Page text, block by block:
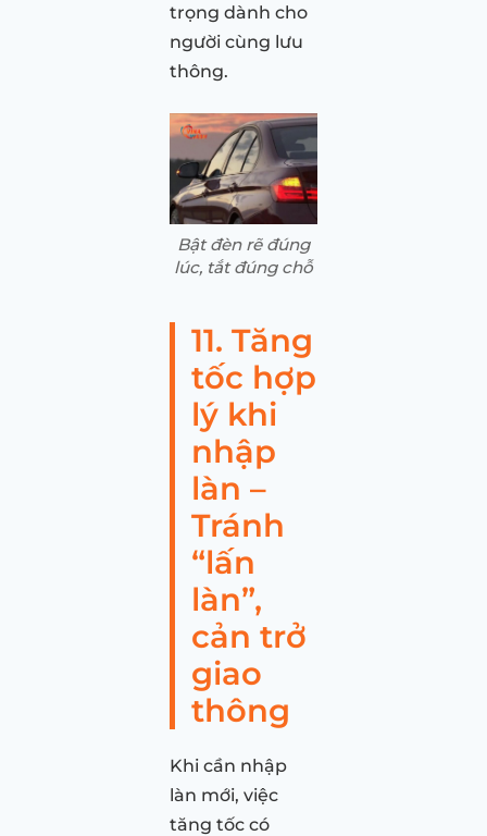
trọng dành cho
người cùng lưu
thông.
Bật đèn rẽ đúng
lúc, tắt đúng chỗ
11. Tăng
tốc hợp
lý khi
nhập
làn –
Tránh
“lấn
làn”,
cản trở
giao
thông
Khi cần nhập
làn mới, việc
tăng tốc có